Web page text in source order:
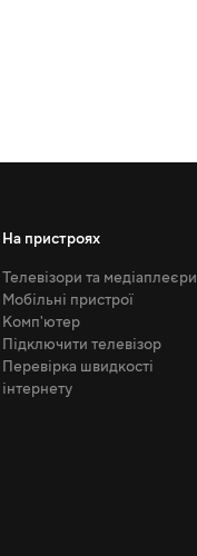
На пристроях
Телевізори та медіаплеєри
Мобільні пристрої
Комп'ютер
Підключити телевізор
Перевірка швидкості
інтернету